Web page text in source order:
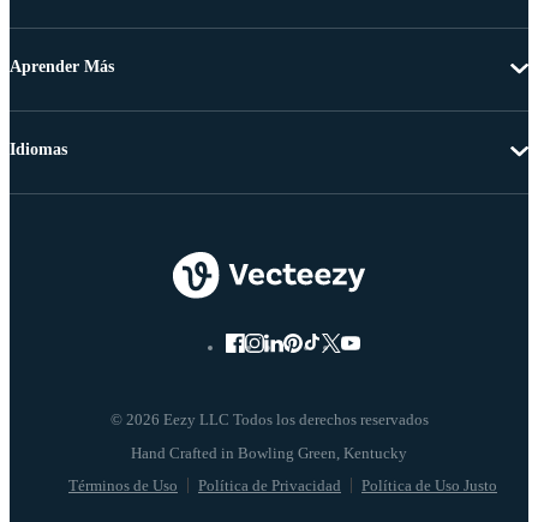
Aprender Más
© 2026 Eezy LLC Todos los derechos reservados
Términos de Uso Política de Privacidad Política de Uso Justo
Idiomas